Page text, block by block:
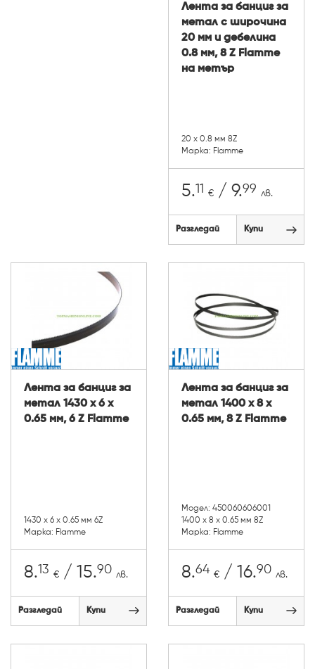
Лента за банциг за
метал с широчина
20 мм и дебелина
0.8 мм, 8 Z Flamme
на метър
20 х 0.8 мм 8Z
Марка: Flamme
5.11 € / 9.99 лв.
Разгледай Купи
Лента за банциг за
метал 1430 х 6 х
0.65 мм, 6 Z Flamme
1430 х 6 х 0.65 мм 6Z
Марка: Flamme
8.13 € / 15.90 лв.
Разгледай Купи
Лента за банциг за
метал 1400 х 8 х
0.65 мм, 8 Z Flamme
Модел: 450060606001
1400 х 8 х 0.65 мм 8Z
Марка: Flamme
8.64 € / 16.90 лв.
Разгледай Купи